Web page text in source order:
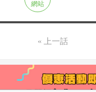
網站
« 上一話